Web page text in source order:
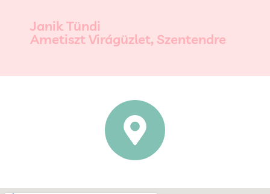
Janik Tündi
Ametiszt Virágüzlet, Szentendre